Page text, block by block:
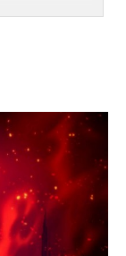
七班の一員
形態TVアニメ
月3日（木）
テレビ東京系
ずまきナル
スケ：杉山紀
はたけカカ
カ：関俊彦
代目火影・猿